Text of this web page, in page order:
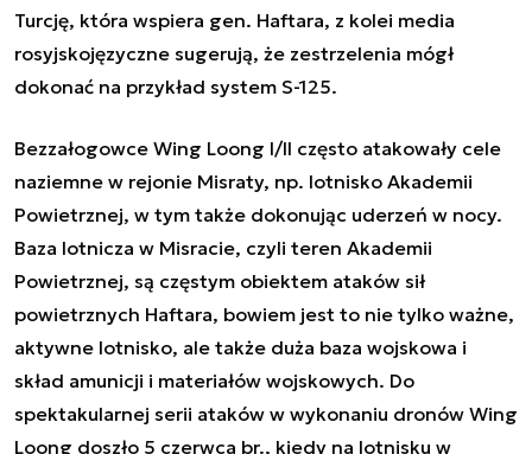
Turcję, która wspiera gen. Haftara, z kolei media
rosyjskojęzyczne sugerują, że zestrzelenia mógł
dokonać na przykład system S-125.
Bezzałogowce Wing Loong I/II często atakowały cele
naziemne w rejonie Misraty, np. lotnisko Akademii
Powietrznej, w tym także dokonując uderzeń w nocy.
Baza lotnicza w Misracie, czyli teren Akademii
Powietrznej, są częstym obiektem ataków sił
powietrznych Haftara, bowiem jest to nie tylko ważne,
aktywne lotnisko, ale także duża baza wojskowa i
skład amunicji i materiałów wojskowych. Do
spektakularnej serii ataków w wykonaniu dronów Wing
Loong doszło 5 czerwca br., kiedy na lotnisku w